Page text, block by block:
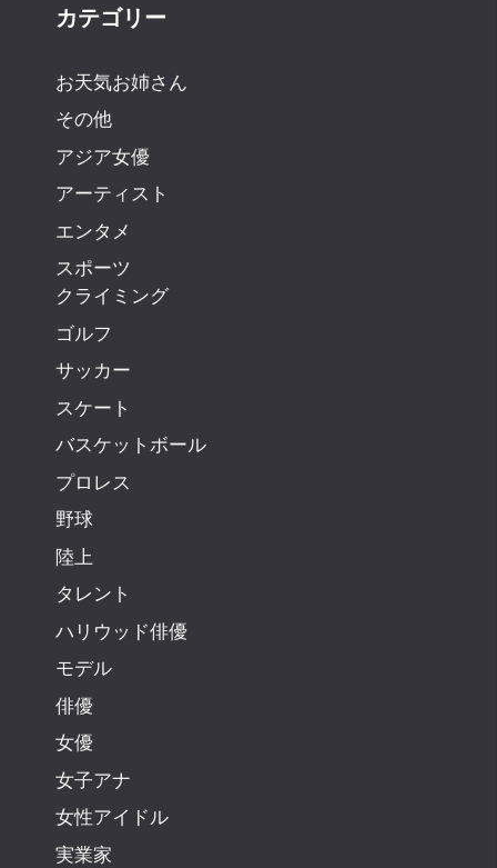
カテゴリー
お天気お姉さん
その他
アジア女優
アーティスト
エンタメ
スポーツ
クライミング
ゴルフ
サッカー
スケート
バスケットボール
プロレス
野球
陸上
タレント
ハリウッド俳優
モデル
俳優
女優
女子アナ
女性アイドル
実業家